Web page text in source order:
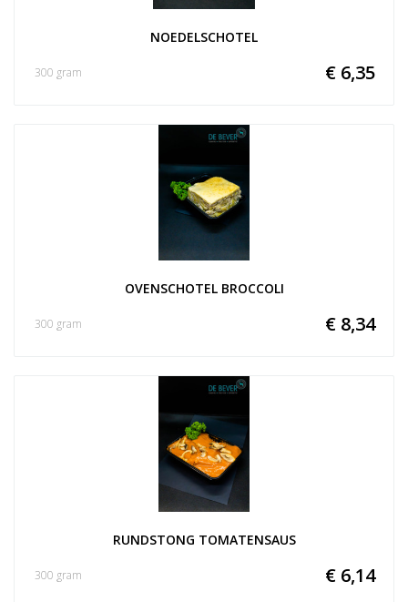
NOEDELSCHOTEL
€ 6,35
300 gram
OVENSCHOTEL BROCCOLI
€ 8,34
300 gram
RUNDSTONG TOMATENSAUS
€ 6,14
300 gram